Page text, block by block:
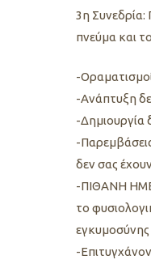
3η Συνεδρία:
πνεύμα και
-
-Ανάπτυξη
-Δημιουργία
-
δεν σας
-ΠΙΘΑΝΗ
το
εγκυμοσύνης
-